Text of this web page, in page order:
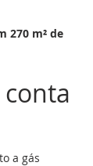
270 m² de
a gás